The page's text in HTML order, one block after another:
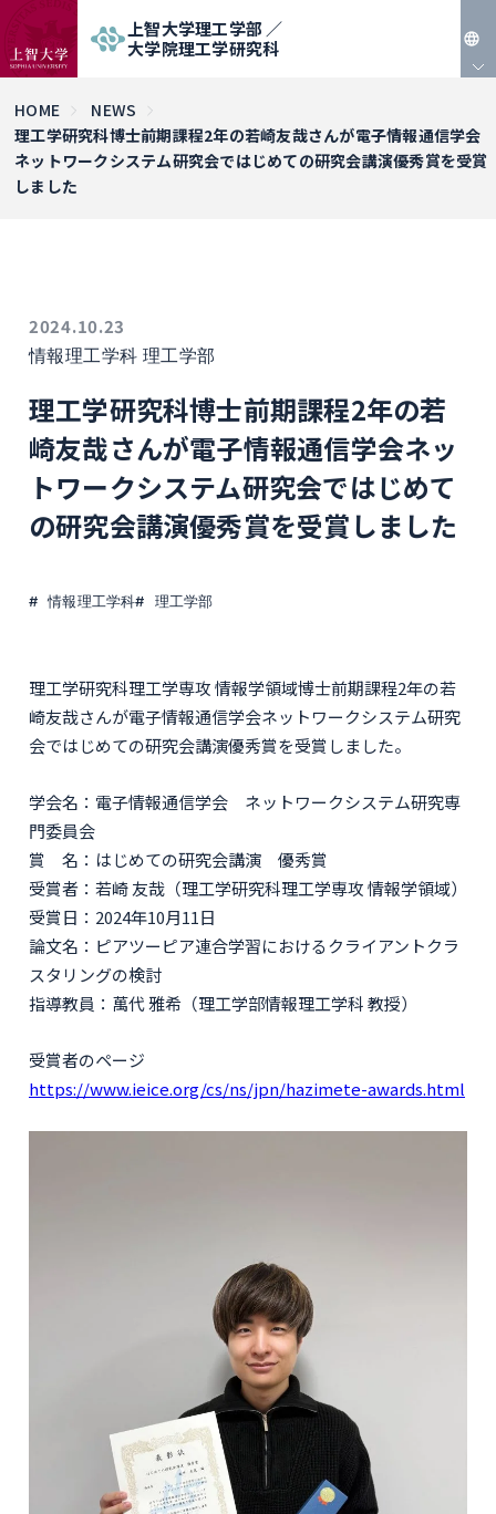
上智大学理工学部 ／
大学院理工学研究科
EN
HOME
NEWS
理工学研究科博士前期課程2年の若崎友哉さんが電子情報通信学会
ネットワークシステム研究会ではじめての研究会講演優秀賞を受賞
しました
2024.10.23
情報理工学科 理工学部
理工学研究科博士前期課程2年の若
崎友哉さんが電子情報通信学会ネッ
トワークシステム研究会ではじめて
の研究会講演優秀賞を受賞しました
情報理工学科 理工学部
理工学研究科理工学専攻 情報学領域博士前期課程2年の若
崎友哉さんが電子情報通信学会ネットワークシステム研究
会ではじめての研究会講演優秀賞を受賞しました。
学会名：電子情報通信学会 ネットワークシステム研究専
門委員会
賞 名：はじめての研究会講演 優秀賞
受賞者：若崎 友哉（理工学研究科理工学専攻 情報学領域）
受賞日：2024年10月11日
論文名：ピアツーピア連合学習におけるクライアントクラ
スタリングの検討
指導教員：萬代 雅希（理工学部情報理工学科 教授）
受賞者のページ
https://www.ieice.org/cs/ns/jpn/hazimete-awards.html